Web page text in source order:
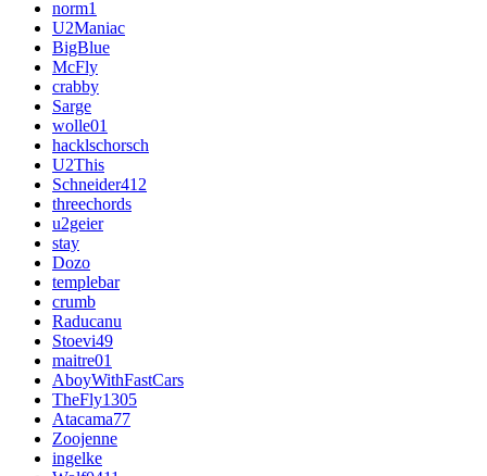
norm1
U2Maniac
BigBlue
McFly
crabby
Sarge
wolle01
hacklschorsch
U2This
Schneider412
threechords
u2geier
stay
Dozo
templebar
crumb
Raducanu
Stoevi49
maitre01
AboyWithFastCars
TheFly1305
Atacama77
Zoojenne
ingelke